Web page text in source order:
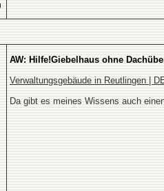
AW: Hilfe!Giebelhaus ohne
Verwaltungsgebäude in Reutlingen |
Da gibt es meines Wissens auch